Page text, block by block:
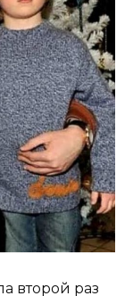
второй раз